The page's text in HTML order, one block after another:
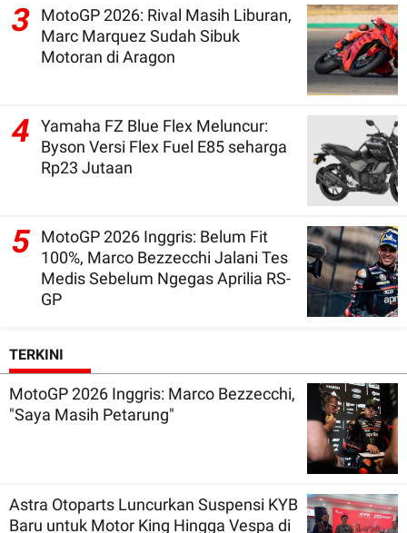
3
MotoGP 2026: Rival Masih Liburan,
Marc Marquez Sudah Sibuk
Motoran di Aragon
4
Yamaha FZ Blue Flex Meluncur:
Byson Versi Flex Fuel E85 seharga
Rp23 Jutaan
5 MotoGP 2026 Inggris: Belum Fit
100%, Marco Bezzecchi Jalani Tes
Medis Sebelum Ngegas Aprilia RS-
GP
TERKINI
MotoGP 2026 Inggris: Marco Bezzecchi,
"Saya Masih Petarung"
Astra Otoparts Luncurkan Suspensi KYB
Baru untuk Motor King Hingga Vespa di